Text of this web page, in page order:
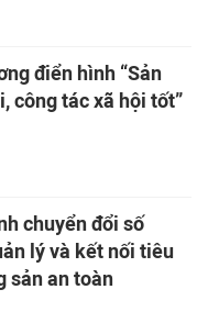
điển hình “Sản
công tác xã hội tốt”
chuyển đổi số
lý và kết nối tiêu
sản an toàn